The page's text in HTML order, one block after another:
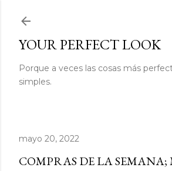
YOUR PERFECT LOOK
Porque a veces las cosas más
simples.
mayo 20, 2022
COMPRAS DE LA SEMANA;